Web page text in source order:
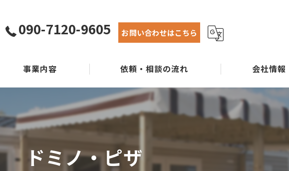
090-7120-9605 お問い合わせはこちら
事業内容
よくある質問
依頼・相談の流れ 会社情報
ドミノ・ピザ